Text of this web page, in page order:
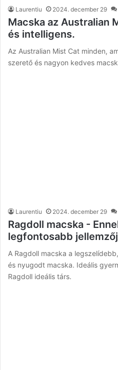
Laurentiu 2024. december 29
Macska az Australian
és intelligens.
Az Australian Mist Cat minden,
szerető és nagyon kedves
Laurentiu 2024. december 29
Ragdoll macska -
legfontosabb
A Ragdoll macska a
és nyugodt macska. Ideális
Ragdoll ideális társ.